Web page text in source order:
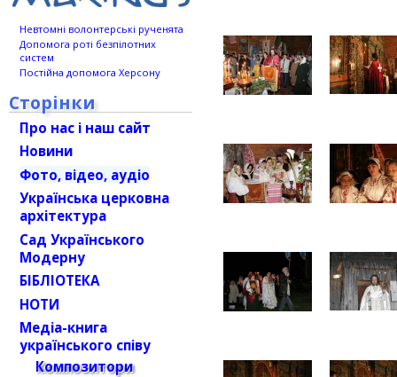
Невтомні волонтерські рученята
Допомога роті безпілотних
систем
Постійна допомога Херсону
Сторінки
Про нас і наш сайт
Новини
Фото, відео, аудіо
Українська церковна
архітектура
Сад Українського
Модерну
БІБЛІОТЕКА
НОТИ
Медіа-книга
українського співу
Композитори